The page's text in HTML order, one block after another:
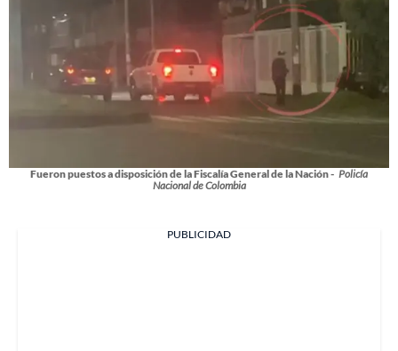
Fueron puestos a disposición de la Fiscalía General de la Nación - Policía
Nacional de Colombia
PUBLICIDAD